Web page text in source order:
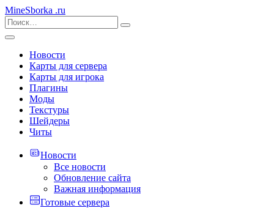
MineSborka .ru
Новости
Карты для сервера
Карты для игрока
Плагины
Моды
Текстуры
Шейдеры
Читы
Новости
Все новости
Обновление сайта
Важная информация
Готовые сервера